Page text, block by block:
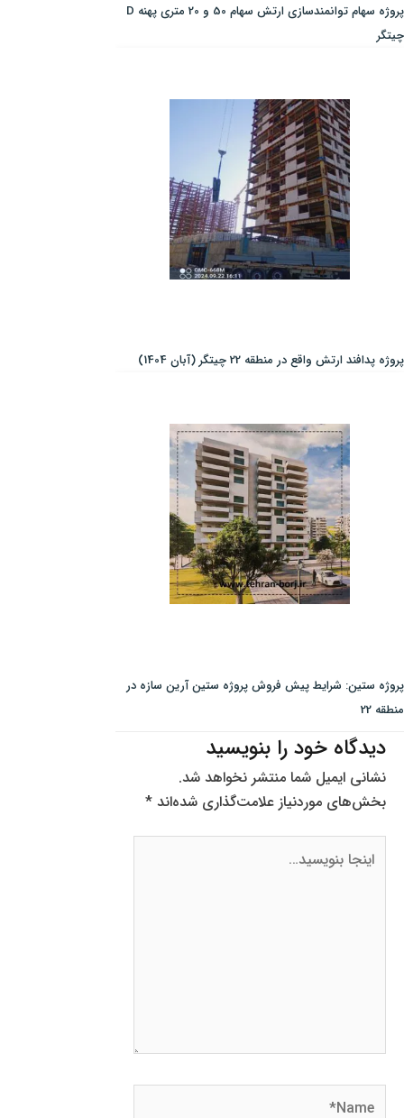
پروژه سهام توانمندسازی ارتش سهام 50 و 20 متری پهنه D
چیتگر
پروژه پدافند ارتش واقع در منطقه 22 چیتگر (آبان 1404)
پروژه ستین: شرایط پیش فروش پروژه ستین آرین سازه در
منطقه 22
دیدگاه‌ خود را بنویسید
نشانی ایمیل شما منتشر نخواهد شد.
بخش‌های موردنیاز علامت‌گذاری شده‌اند *
بنویسید…